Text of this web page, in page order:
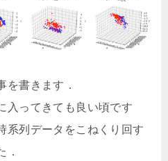
を書きます．
入ってきても良い頃です
系列データをこねくり回す
．